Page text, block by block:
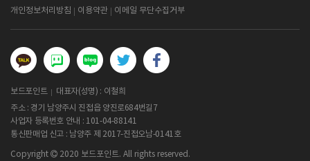
개인정보처리방침 이용약관 이메일 무단수집거부
보드포인트
대표자(성명) : 이철희
주소 : 경기 남양주시 진접읍 양진로684번길7
사업자 등록번호 안내 : 101-04-88141
통신판매업 신고 : 남양주 제 2017-진접오남-0141호
Copyright 2020 보드포인트. All rights reserved.